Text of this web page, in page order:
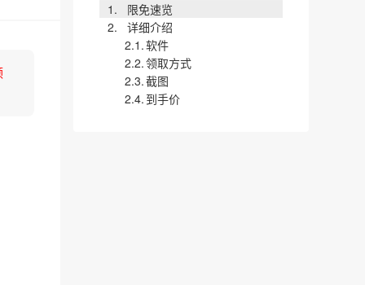
限免速览
详细介绍
软件
领取方式
截图
到手价